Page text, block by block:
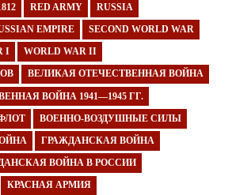
RED ARMY RUSSIA
EMPIRE SECOND WORLD WAR
I WORLD WAR II
ВЕЛИКАЯ ОТЕЧЕСТВЕННАЯ ВОЙНА
ВОЙНА 1941—1945 ГГ.
ВОЕННО-ВОЗДУШНЫЕ СИЛЫ
ГРАЖДАНСКАЯ ВОЙНА
ВОЙНА В РОССИИ
КРАСНАЯ АРМИЯ